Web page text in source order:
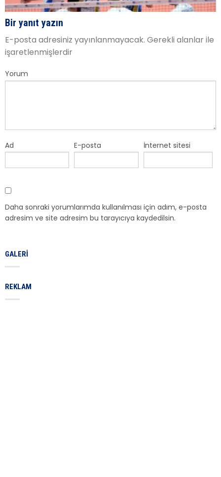
Bir yanıt yazın
E-posta adresiniz yayınlanmayacak. Gerekli alanlar ile
işaretlenmişlerdir
Yorum
Ad E-posta İnternet sitesi
Daha sonraki yorumlarımda kullanılması için adım, e-posta
adresim ve site adresim bu tarayıcıya kaydedilsin.
GALERI
REKLAM